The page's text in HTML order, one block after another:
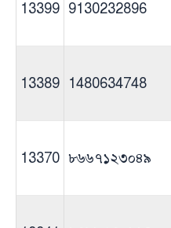
13399 9130232896
13389 1480634748
13370 ৮৬৬৭১২৩০৪৯